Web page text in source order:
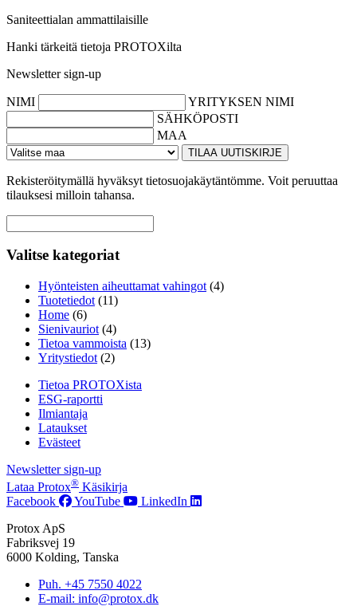
Saniteettialan ammattilaisille
Hanki tärkeitä tietoja PROTOXilta
Newsletter sign-up
NIMI
YRITYKSEN NIMI
SÄHKÖPOSTI
MAA
TILAA UUTISKIRJE
Rekisteröitymällä hyväksyt tietosuojakäytäntömme. Voit peruuttaa
tilauksesi milloin tahansa.
Valitse kategoriat
Hyönteisten aiheuttamat vahingot (4)
Tuotetiedot (11)
Home (6)
Sienivauriot (4)
Tietoa vammoista (13)
Yritystiedot (2)
Tietoa PROTOXista
ESG-raportti
Ilmiantaja
Lataukset
Evästeet
Newsletter sign-up
Lataa Protox® Käsikirja
Facebook
YouTube
LinkedIn
Protox ApS
Fabriksvej 19
6000 Kolding, Tanska
Puh. +45 7550 4022
E-mail: info@protox.dk